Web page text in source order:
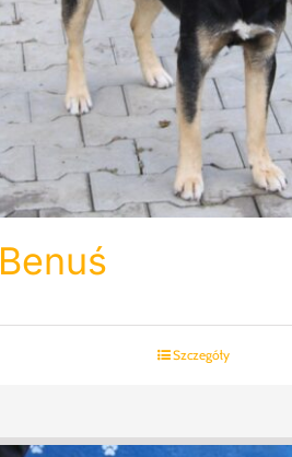
Benuś
Szczegóły